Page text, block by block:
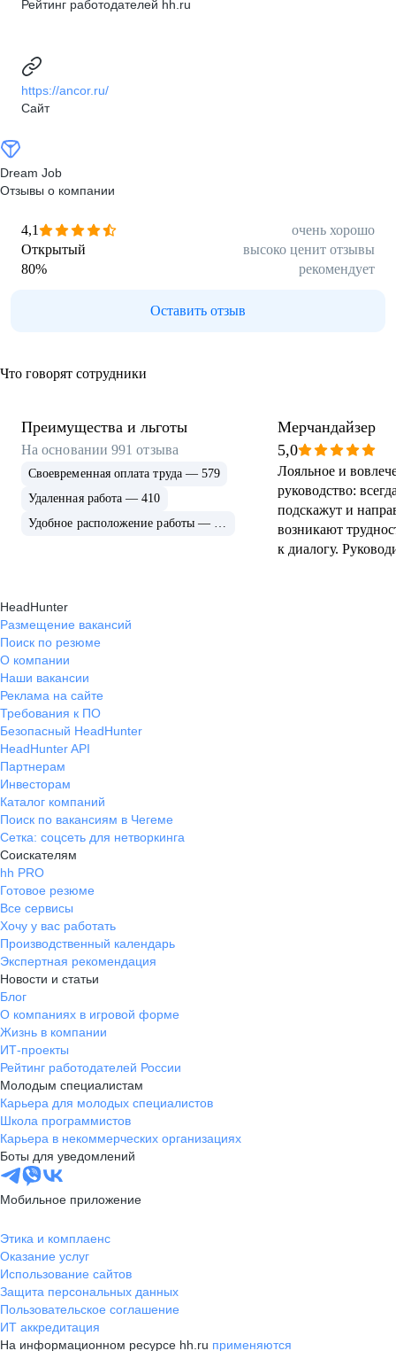
Рейтинг работодателей hh.ru
https://ancor.ru/
Сайт
Dream Job
Отзывы о компании
4,1
очень хорошо
Открытый
высоко ценит отзывы
80% рекомендует
Оставить отзыв
Что говорят сотрудники
Преимущества и льготы
На основании991 отзыва
Своевременная оплата труда — 579
Удаленная работа — 410
Удобное расположение работы — 384
Мерчандайзер
5,0
Лояльное и
руководство:
подскажут и
возникают
к диалогу.
HeadHunter
Размещение вакансий
Поиск по резюме
О компании
Наши вакансии
Реклама на сайте
Требования к ПО
Безопасный HeadHunter
HeadHunter API
Партнерам
Инвесторам
Каталог компаний
Поиск по вакансиям в Чегеме
Сетка: соцсеть для нетворкинга
Соискателям
hh PRO
Готовое резюме
Все сервисы
Хочу у вас работать
Производственный календарь
Экспертная рекомендация
Новости и статьи
Блог
О компаниях в игровой форме
Жизнь в компании
ИТ-проекты
Рейтинг работодателей России
Молодым специалистам
Карьера для молодых специалистов
Школа программистов
Карьера в некоммерческих организациях
Боты для уведомлений
Мобильное приложение
Этика и комплаенс
Оказание услуг
Использование сайтов
Защита персональных данных
Пользовательское соглашение
ИТ аккредитация
На информационном ресурсе hh.ru применяются